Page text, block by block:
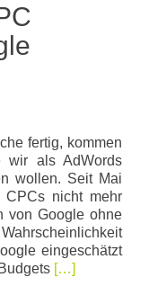
fertig, kommen
wir als AdWords
wollen. Seit Mai
CPCs nicht mehr
von Google ohne
eingeschätzt
Read
[…]